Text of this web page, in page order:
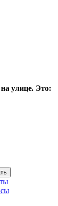
улице. Это: